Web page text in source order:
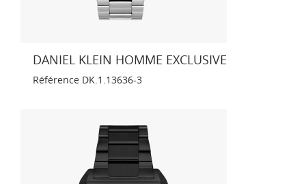
DANIEL KLEIN HOMME EXCLUSIVE
Référence DK.1.13636-3